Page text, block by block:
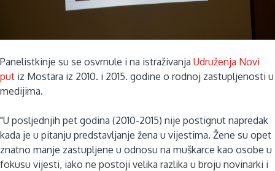
Panelistkinje su se osvrnule i na istraživanja Udruženja Novi
put iz Mostara iz 2010. i 2015. godine o rodnoj zastupljenosti u
medijima.
"U posljednjih pet godina (2010-2015) nije postignut napredak
kada je u pitanju predstavljanje žena u vijestima. Žene su opet
znatno manje zastupljene u odnosu na muškarce kao osobe u
fokusu vijesti, iako ne postoji velika razlika u broju novinarki i